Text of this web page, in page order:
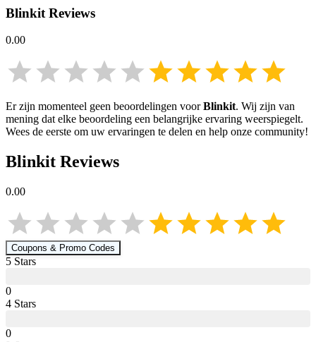
Blinkit Reviews
0.00
Er zijn momenteel geen beoordelingen voorBlinkit. Wij zijn van
mening dat elke beoordeling een belangrijke ervaring weerspiegelt.
Wees de eerste om uw ervaringen te delen en help onze community!
Blinkit Reviews
0.00
Coupons & Promo Codes
5 Stars
0
4 Stars
0